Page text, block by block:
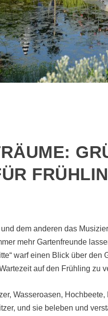
dem anderen das
mehr Gartenfreunde
warf einen Blick über den
auf den Frühling zu
Wasseroasen,
und sie beleben und